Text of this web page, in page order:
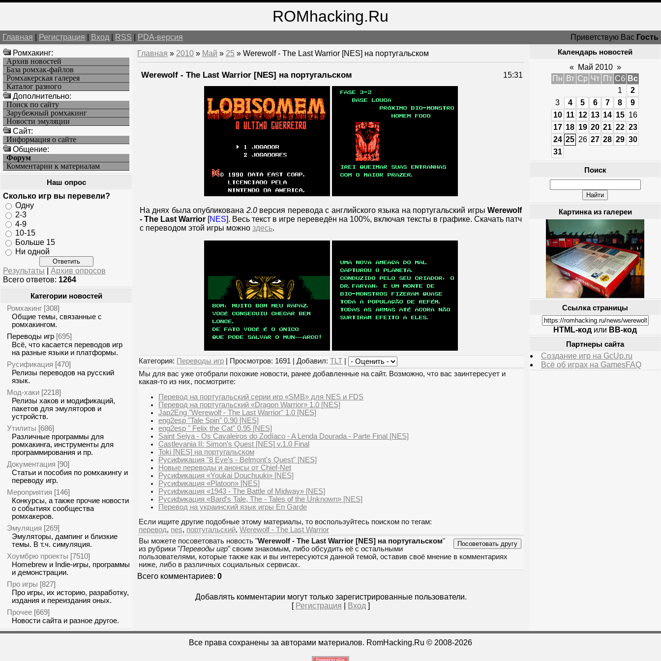
ROMhacking.Ru
Главная Регистрация Вход RSS PDA-версия Приветствую Вас Гость
Ромхакинг:
Архив новостей
База ромхак-файлов
Ромхакерская галерея
Каталог разного
Дополнительно:
Поиск по сайту
Зарубежный ромхакинг
Новости эмуляции
Cайт:
Информация о сайте
Общение:
Форум
Комментарии к материалам
Наш опрос
Сколько игр вы перевели?
Одну
2-3
4-9
10-15
Больше 15
Ни одной
Результаты
Архив опросов
Всего ответов: 1264
Категории новостей
Ромхакинг [308]
Общие темы, связанные с
ромхакингом.
Переводы игр [695]
Всё, что касается переводов игр
на разные языки и платформы.
Русификация [470]
Релизы переводов на русский
язык.
Мод-хаки [2218]
Релизы хаков и модификаций,
пакетов для эмуляторов и
устройств.
Утилиты [686]
Различные программы для
ромхакинга, инструменты для
программирования и пр.
Документация [90]
Статьи и пособия по ромхакингу и
переводу игр.
Мероприятия [146]
Конкурсы, а также прочие новости
о событиях сообщества
ромхакеров.
Эмуляция [269]
Эмуляторы, дампинг и близкие
темы. В т.ч. симуляция.
Хоумбрю проекты [7510]
Homebrew и Indie-игры, программы
и демонстрации.
Про игры [827]
Про игры, их историю, разработку,
издания и переиздания оных.
Прочее [669]
Новости сайта и разное другое.
Главная » 2010 » Май » 25 » Werewolf - The Last Warrior [NES] на португальском
Werewolf - The Last Warrior [NES] на португальском 15:31
На днях была опубликована 2.0версия перевода с английского языка на португальский игрыWerewolf
- The Last Warrior [NES]. Весь текст в игре переведён на 100%, включая тексты в графике. Скачать патч
с переводом этой игры можно здесь.
Категория: Переводы игр | Просмотров: 1691 | Добавил: TLT
Мы для вас уже отобрали похожие новости, ранее добавленные на сайт. Возможно, что вас заинтересует и
какая-то из них, посмотрите:
Перевод на португальский серии игр «SMB» для NES и FDS
Перевод на португальский «Dragon Warrior» 1.0 [NES]
Jap2Eng "Werewolf - The Last Warrior" 1.0 [NES]
eng2esp "Tale Spin" 0.90 [NES]
eng2esp " Felix the Cat" 0.95 [NES]
Saint Seiya - Os Cavaleiros do Zodíaco - A Lenda Dourada - Parte Final [NES]
Castlevania II: Simon’s Quest [NES] v.1.0 Final
Toki [NES] на португальском
Русификация "8 Eye's - Belmont's Quest" [NES]
Новые переводы и анонсы от Chief-Net
Русификация «Youkai Douchuuki» [NES]
Русификация «Platoon» [NES]
Русификация «1943 - The Battle of Midway» [NES]
Русификация «Bard's Tale, The - Tales of the Unknown» [NES]
Перевод на украинский язык игры En Garde
Если ищите другие подобные этому материалы, то воспользуйтесь поиском по тегам:
перевод, nes, португальский, Werewolf - The Last Warrior
Вы можете посоветовать новость "Werewolf - The Last Warrior [NES] на португальском"
из рубрики "Переводы игр" своим знакомым, либо обсудить её с остальными
пользователями, которые также как и вы интересуются данной темой, оставив своё мнение в комментариях
ниже, либо в различных социальных сервисах.
Всего комментариев: 0
Добавлять комментарии могут только зарегистрированные пользователи.
[ Регистрация Вход ]
Календарь новостей
« Май 2010 »
Пн
Вт Ср Чт Пт Сб Вс
1
2
3
4 5 6 7 8
9
10 11 12 13 14 15 16
17 18 19 20 21 22 23
24 25 26 27 28 29 30
31
Поиск
Картинка из галереи
Ссылка страницы
HTML-код или BB-код
Партнеры сайта
Создание игр на GcUp.ru
Всё об играх на GamesFAQ
Все права сохранены за авторами материалов. RomHacking.Ru © 2008-2026